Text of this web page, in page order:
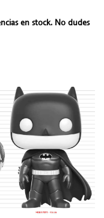
en stock. No dudes